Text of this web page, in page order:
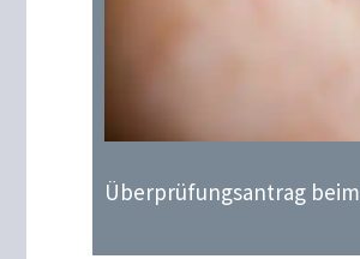
Überprüfungsantrag beim